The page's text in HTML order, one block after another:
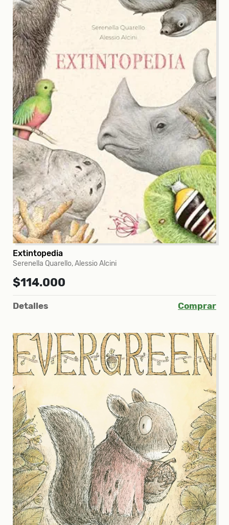
Extintopedia
Serenella Quarello, Alessio Alcini
$114.000
Detalles Comprar